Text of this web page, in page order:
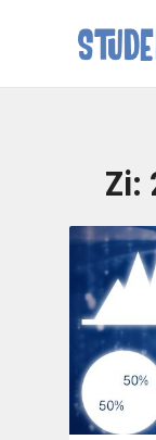
Zi: